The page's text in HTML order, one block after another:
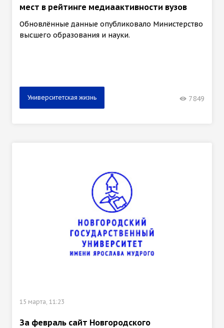
мест в рейтинге медиаактивности вузов
Обновлённые данные опубликовало Министерство
высшего образования и науки.
Университетская жизнь 7849
15 марта, 11:23
За февраль сайт Новгородского